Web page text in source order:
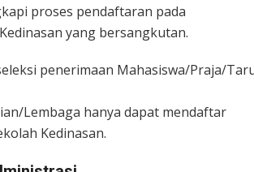
proses pendaftaran pada
yang bersangkutan.
penerimaan Mahasiswa/Praja/
Lembaga hanya dapat mendaftar
Kedinasan.